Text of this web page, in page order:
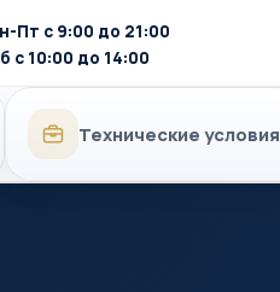
Пт с 9:00 до 21:00
с 10:00 до 14:00
Технические условия